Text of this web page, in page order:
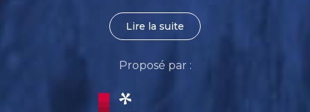
Lire la suite
Proposé par :